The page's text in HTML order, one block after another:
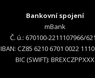
Bankovní spojení
mBank
Č. ú.: 670100-2211107966/
IBAN: CZ85 6210 6701 0022
BIC (SWIFT): BREXCZPPXXX